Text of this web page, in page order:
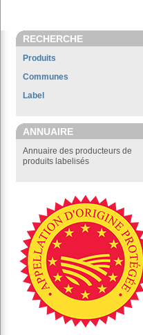
RECHERCHE
Produits
Communes
Label
ANNUAIRE
Annuaire des producteurs de
produits labelisés